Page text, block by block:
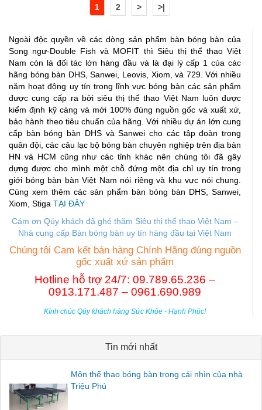
1 2 > >|
Ngoài độc quyền về các dòng sản phẩm bàn bóng bàn của
Song ngư-Double Fish và MOFIT thì Siêu thị thể thao Việt
Nam còn là đối tác lớn hàng đầu và là đại lý cấp 1 của các
hãng bóng bàn DHS, Sanwei, Leovis, Xiom, và 729. Với nhiều
năm hoạt động uy tín trong lĩnh vực bóng bàn các sản phẩm
được cung cấp ra bởi siêu thị thể thao Việt Nam luôn được
kiểm định kỹ càng và mới 100% đúng nguồn gốc và xuất xứ,
bảo hành theo tiêu chuẩn của hãng. Với nhiều dự án lớn cung
cấp bàn bóng bàn DHS và Sanwei cho các tập đoàn trong
quân đội, các câu lạc bộ bóng bàn chuyên nghiệp trên địa bàn
HN và HCM cũng như các tỉnh khác nên chúng tôi đã gây
dựng được cho mình một chỗ đứng một địa chỉ uy tín trong
giới bóng bàn bàn Việt Nam nói riêng và khu vực nói chung.
Cùng xem thêm các sản phẩm bàn bóng bàn DHS, Sanwei,
Xiom, Stiga TẠI ĐÂY
Cám ơn Qúy khách đã ghé thăm Siêu thị thể thao Việt Nam –
Nhà cung cấp Bàn bóng bàn uy tín hàng đầu tại Việt Nam
Chúng tôi Cam kết bán hàng Chính Hãng đúng nguồn
gốc xuất xứ sản phẩm
Hotline hỗ trợ 24/7: 09.789.65.236 –
0913.171.487 – 0961.690.989
Kính chúc Qúy khách hàng Sức Khỏe - Hạnh Phúc!
Tin mới nhất
Môn thể thao bóng bàn trong cái nhìn của nhà
Triệu Phú